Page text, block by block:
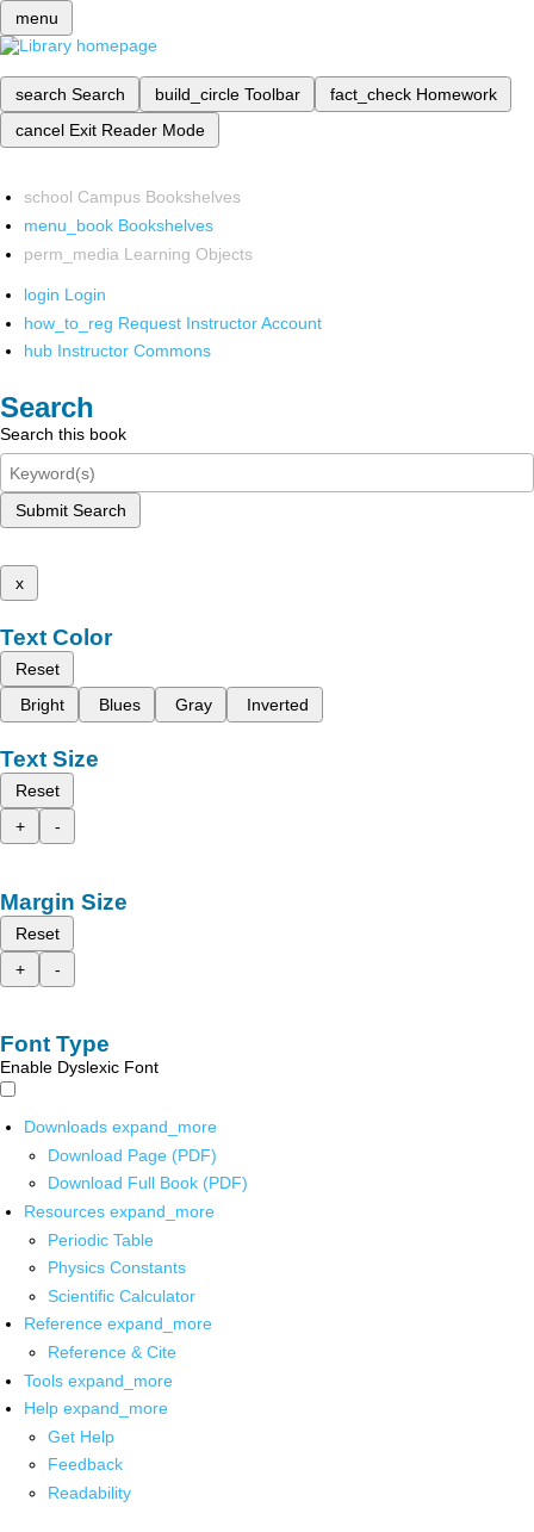
menu
search Search build_circle Toolbar fact_check Homework
cancel Exit Reader Mode
school Campus Bookshelves
menu_book Bookshelves
perm_media Learning Objects
login Login
how_to_reg Request Instructor Account
hub Instructor Commons
Search
Search this book
Submit Search
x
Text Color
Reset
Bright
Blues Gray Inverted
Text Size
Reset
+
-
Margin Size
Reset
+
-
Font Type
Enable Dyslexic Font
Downloads expand_more
Download Page (PDF)
Download Full Book (PDF)
Resources expand_more
Periodic Table
Physics Constants
Scientific Calculator
Reference expand_more
Reference & Cite
Tools expand_more
Help expand_more
Get Help
Feedback
Readability